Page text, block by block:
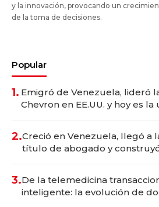
y la innovación, provocando un
de la toma de decisiones.
Popular
1. Emigró de Venezuela, lideró
Chevron en EE.UU. y hoy es
2.Creció en Venezuela, llegó a
título de abogado y
3.De la telemedicina
inteligente: la evolución de